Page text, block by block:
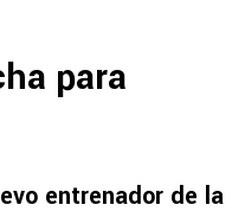
para
entrenador de la